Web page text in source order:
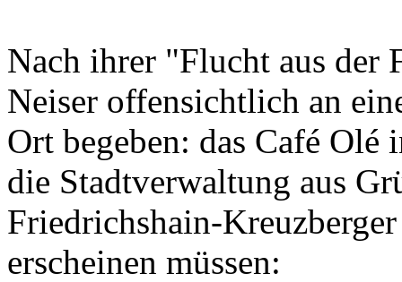
Nach ihrer "Flucht aus der
Neiser offensichtlich an
Ort begeben: das Café Olé
die Stadtverwaltung aus
Friedrichshain-
erscheinen müssen: